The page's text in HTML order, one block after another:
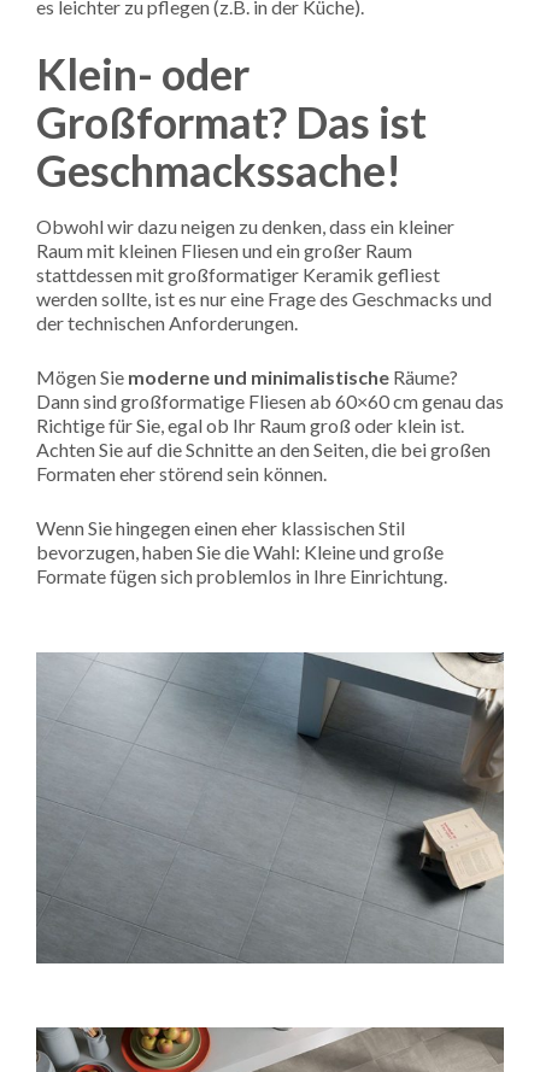
es leichter zu pflegen (z.B. in der Küche).
Klein- oder
Großformat? Das ist
Geschmackssache!
Obwohl wir dazu neigen zu denken, dass ein kleiner
Raum mit kleinen Fliesen und ein großer Raum
stattdessen mit großformatiger Keramik gefliest
werden sollte, ist es nur eine Frage des Geschmacks und
der technischen Anforderungen.
Mögen Sie moderne und minimalistische Räume?
Dann sind großformatige Fliesen ab 60×60 cm genau das
Richtige für Sie, egal ob Ihr Raum groß oder klein ist.
Achten Sie auf die Schnitte an den Seiten, die bei großen
Formaten eher störend sein können.
Wenn Sie hingegen einen eher klassischen Stil
bevorzugen, haben Sie die Wahl: Kleine und große
Formate fügen sich problemlos in Ihre Einrichtung.